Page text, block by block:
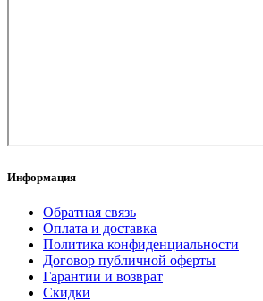
Информация
Обратная связь
Оплата и доставка
Политика конфиденциальности
Договор публичной оферты
Гарантии и возврат
Скидки